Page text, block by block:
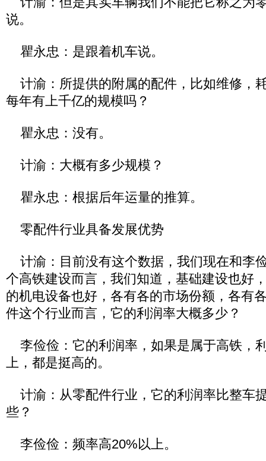
说。
瞿永忠：是跟着机车说。
计渝：所提供的附属的配件，比如维修，
每年有上千亿的规模吗？
瞿永忠：没有。
计渝：大概有多少规模？
瞿永忠：根据后年运量的推算。
零配件行业具备发展优势
计渝：目前没有这个数据，我们现在和李
个高铁建设而言，我们知道，基础建设也好
的机电设备也好，各有各的市场份额，各有
件这个行业而言，它的利润率大概多少？
李俭俭：它的利润率，如果是属于高铁，
上，都是挺高的。
计渝：从零配件行业，它的利润率比整车
些？
李俭俭：频率高20%以上。